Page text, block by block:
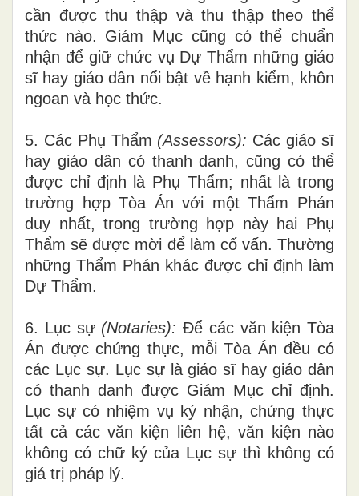
cần đượcthu thập và thu thập theo thể
thức nào. Giám Mục cũng có thể chuẩn
nhận để giữ chức vụ Dự Thẩm những giáo
sĩ hay giáo dân nổi bật về hạnh kiểm, khôn
ngoan và học thức.
5. Các Phụ Thẩm (Assessors): Các giáo sĩ
hay giáo dân có thanh danh, cũng có thể
được chỉ định là Phụ Thẩm; nhất là trong
trường hợp Tòa Án với một Thẩm Phán
duy nhất, trong trường hợp này hai Phụ
Thẩm sẽ được mời để làm cố vấn. Thường
những Thẩm Phán khác được chỉđịnh làm
Dự Thẩm.
6. Lục sự (Notaries): Để các văn kiện Tòa
Án được chứng thực, mỗiTòa Án đều có
các Lục sự. Lục sự là giáo sĩ hay giáo dân
có thanh danh được Giám Mục chỉ định.
Lục sự có nhiệm vụ ký nhận, chứng thực
tất cả các văn kiện liên hệ,văn kiện nào
không có chữ ký của Lục sự thì không có
giá trị pháp lý.